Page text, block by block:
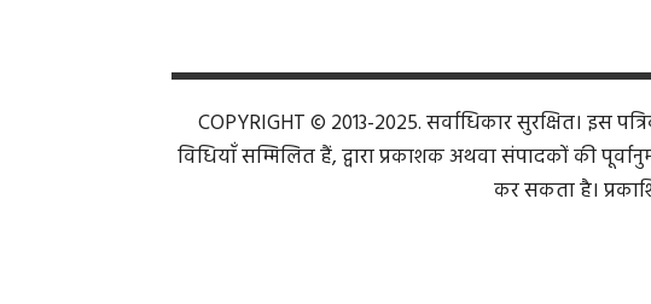
COPYRIGHT © 2013-2025. सर्वाधिकार सुरक्षित। इस
विधियाँ सम्मिलित हैं, द्वारा प्रकाशक अथवा संपादकों की
कर सकता है।